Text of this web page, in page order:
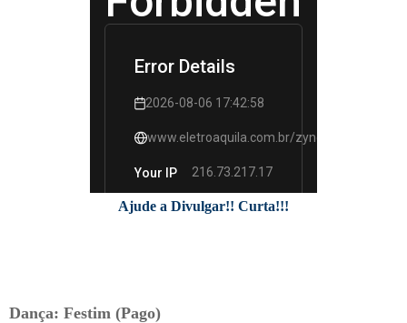
Ajude a Divulgar!! Curta!!!
Dança: Festim (Pago)